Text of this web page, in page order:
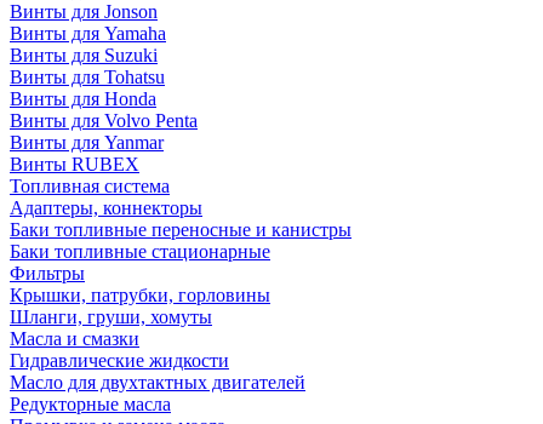
Винты для Jonson
Винты для Yamaha
Винты для Suzuki
Винты для Tohatsu
Винты для Honda
Винты для Volvo Penta
Винты для Yanmar
Винты RUBEX
Топливная система
Адаптеры, коннекторы
Баки топливные переносные и канистры
Баки топливные стационарные
Фильтры
Крышки, патрубки, горловины
Шланги, груши, хомуты
Масла и смазки
Гидравлические жидкости
Масло для двухтактных двигателей
Редукторные масла